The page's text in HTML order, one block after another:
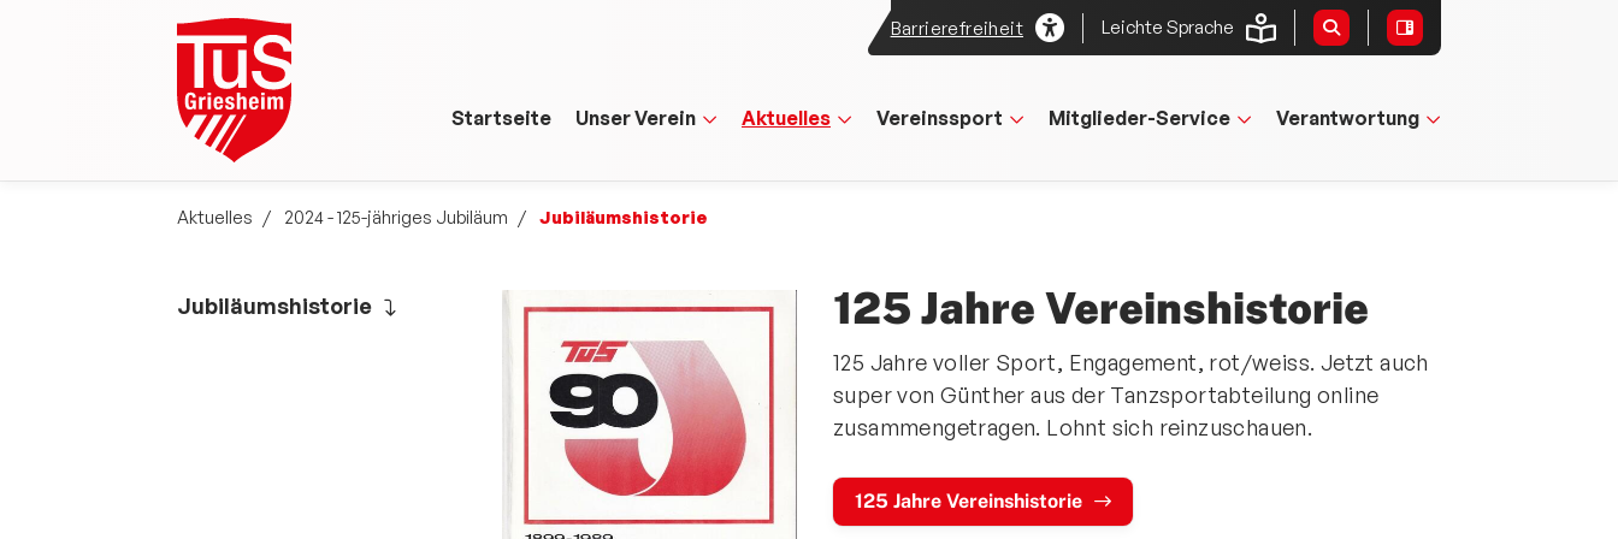
Barrierefreiheit Leichte Sprache
Startseite Unser Verein Aktuelles Vereinssport Mitglieder-Service Verantwortung
Aktuelles 2024 - 125-jähriges Jubiläum Jubiläumshistorie
125 Jahre Vereinshistorie
125 Jahre voller Sport, Engagement, rot/weiss. Jetzt auch
super von Günther aus der Tanzsportabteilung online
zusammengetragen. Lohnt sich reinzuschauen.
125 Jahre Vereinshistorie
Jubiläumshistorie